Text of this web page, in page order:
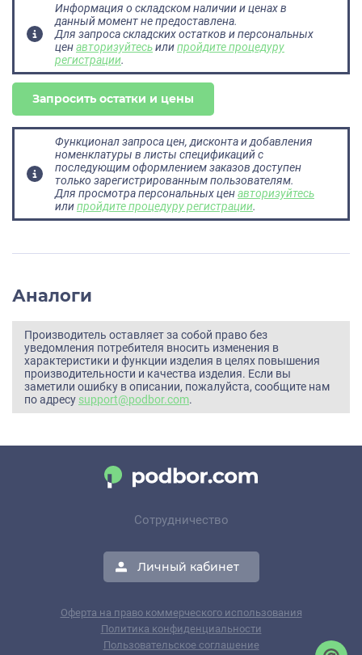
Информация о складском наличии и ценах в
данный момент не предоставлена.
Для запроса складских остатков и персональных
ценавторизуйтесьилипройдите процедуру
регистрации.
Запросить остатки и цены
Функционал запроса цен, дисконта и добавления
номенклатуры в листы спецификаций с
последующим оформлением заказов доступен
только зарегистрированным пользователям.
Для просмотра персональных ценавторизуйтесь
илипройдите процедуру регистрации.
Аналоги
Производитель оставляет за собой право без
уведомления потребителя вносить изменения в
характеристики и функции изделия в целях повышения
производительности и качества изделия. Если вы
заметили ошибку в описании, пожалуйста, сообщите нам
по адресу support@podbor.com.
Сотрудничество
Личный кабинет
Оферта на право коммерческого использования
Политика конфиденциальности
Пользовательское соглашение